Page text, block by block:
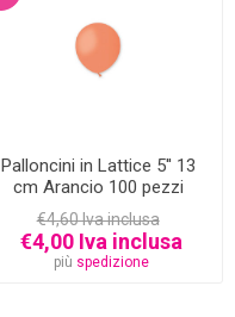
Palloncini in Lattice 5'' 13
cm Arancio 100 pezzi
€4,60 Iva inclusa
€4,00 Iva inclusa
più spedizione